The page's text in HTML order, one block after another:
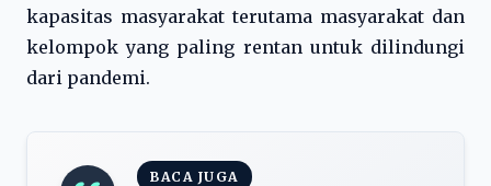
kapasitas masyarakat terutama masyarakat dan
kelompok yang paling rentan untuk dilindungi
dari pandemi.
BACA JUGA